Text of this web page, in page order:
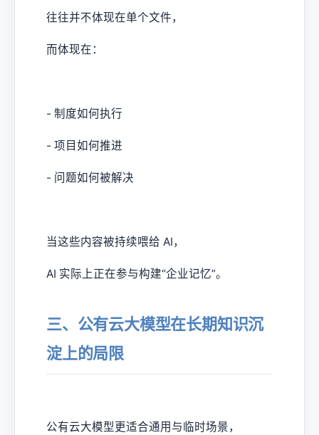
往往并不体现在单个文件，
而体现在：
- 制度如何执行
- 项目如何推进
- 问题如何被解决
当这些内容被持续喂给 AI，
AI 实际上正在参与构建“企业记忆”。
三、公有云大模型在长期知识沉
淀上的局限
公有云大模型更适合通用与临时场景，